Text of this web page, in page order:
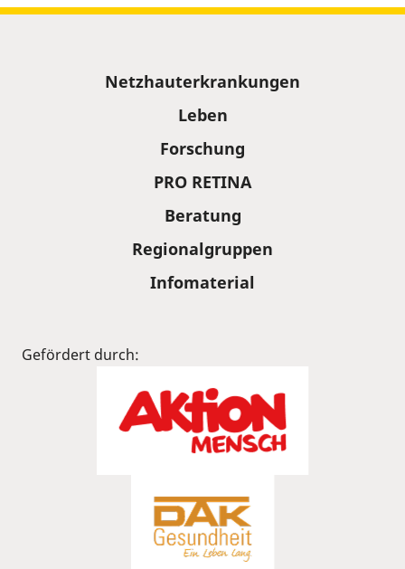
Netzhauterkrankungen
Leben
Forschung
PRO RETINA
Beratung
Regionalgruppen
Infomaterial
Gefördert durch: